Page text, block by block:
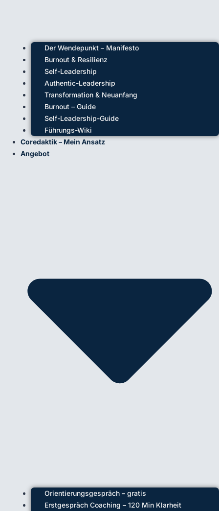
Der Wendepunkt – Manifesto
Burnout & Resilienz
Self-Leadership
Authentic-Leadership
Transformation & Neuanfang
Burnout – Guide
Self-Leadership-Guide
Führungs-Wiki
Coredaktik – Mein Ansatz
Angebot
Orientierungsgespräch – gratis
Erstgespräch Coaching – 120 Min Klarheit